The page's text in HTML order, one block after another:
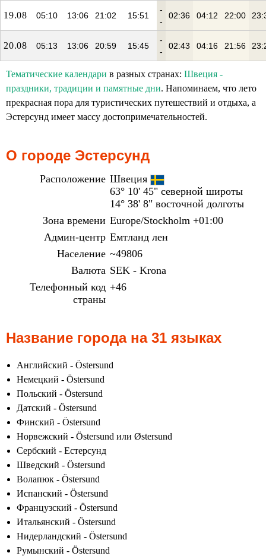
19.08 05:10 13:06 21:02 15:51
-
-
02:36 04:12 22:00
20.08 05:13 13:06 20:59 15:45
-
-
02:43 04:16 21:56
Тематические календари в разных странах: Швеция -
праздники, традиции и памятные дни. Напоминаем, что лето
прекрасная пора для туристических путешествий и отдыха, а
Эстерсунд имеет массу достопримечательностей.
О городе Эстерсунд
Расположение Швеция
63° 10' 45" северной широты
14° 38' 8" восточной долготы
Зона времени Europe/Stockholm +01:00
Админ-центр Емтланд лен
Население ~49806
Валюта SEK - Krona
Телефонный код
страны
+46
Название города на 31 языках
Английский - Östersund
Немецкий - Östersund
Польский - Östersund
Датский - Östersund
Финский - Östersund
Норвежский - Östersund или Østersund
Сербский - Естерсунд
Шведский - Östersund
Волапюк - Östersund
Испанский - Östersund
Французский - Östersund
Итальянский - Östersund
Нидерландский - Östersund
Румынский - Östersund